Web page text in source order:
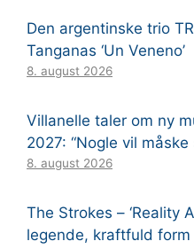
Den argentinske trio
Tanganas ‘Un Veneno’
8. august 2026
Villanelle taler om ny
2027: “Nogle vil
8. august 2026
The Strokes – ‘Reality
legende, kraftfuld form